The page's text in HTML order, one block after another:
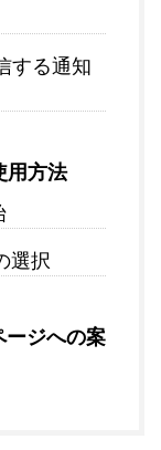
する通知
用方法
選択
ージへの案